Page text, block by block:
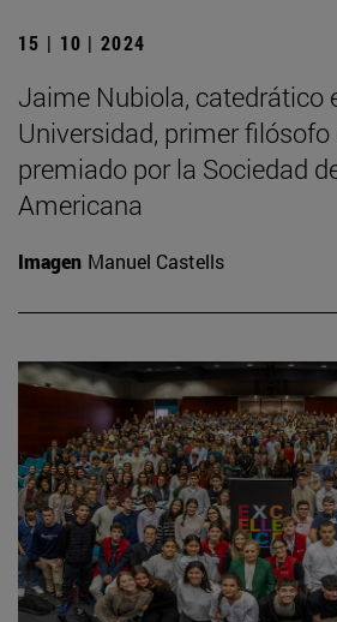
15 | 10 | 2024
Jaime Nubiola, catedrático
Universidad, primer filósofo
premiado por la Sociedad
Americana
Imagen Manuel Castells